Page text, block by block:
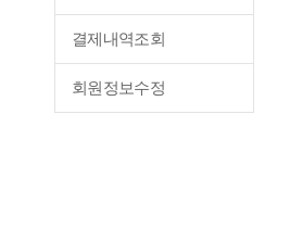
결제내역조회
회원정보수정